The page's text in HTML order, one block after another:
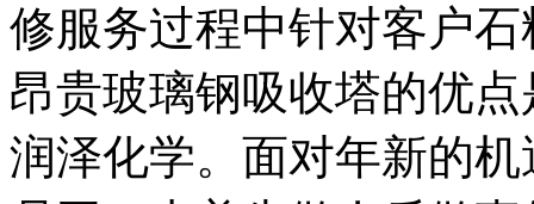
修服务过程中针对客户
昂贵玻璃钢吸收塔的优
润泽化学。面对年新的